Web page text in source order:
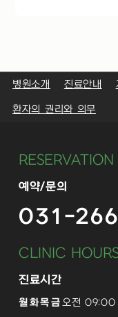
병원소개 진료안내
환자의 권리와 의무
예약/문의
031-
CLINIC
진료시간
월화목금오전